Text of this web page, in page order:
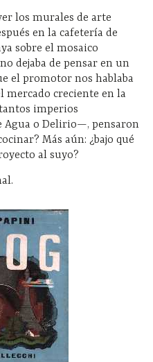
los murales de arte
en la cafetería de
sobre el mosaico
dejaba de pensar en un
el promotor nos hablaba
mercado creciente en la
imperios
Agua o Delirio—, pensaron
Más aún: ¿bajo qué
al suyo?